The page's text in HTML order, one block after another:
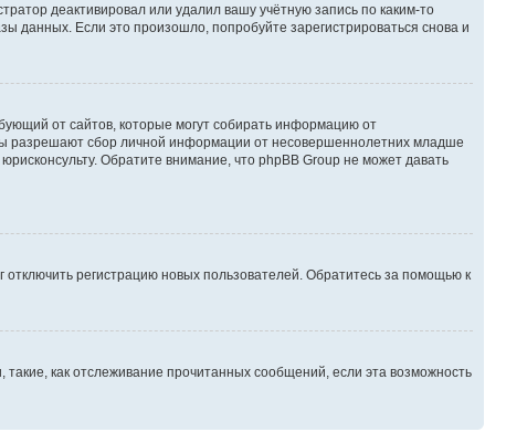
деактивировал или удалил вашу учётную запись по каким-то
Если это произошло, попробуйте зарегистрироваться снова и
от сайтов, которые могут собирать информацию от
разрешают сбор личной информации от несовершеннолетних младше
Обратите внимание, что phpBB Group не может давать
регистрацию новых пользователей. Обратитесь за помощью к
как отслеживание прочитанных сообщений, если эта возможность